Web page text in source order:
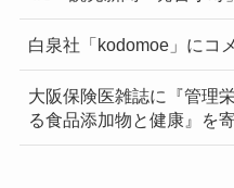
白泉社「kodomoe」にコ
大阪保険医雑誌に『管理
る食品添加物と健康』を